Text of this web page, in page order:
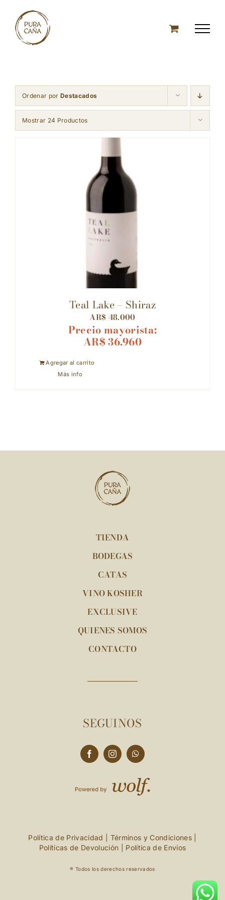
content
Ordenar por Destacados
Mostrar 24 Productos
Teal Lake – Shiraz
AR$ 48.000
Precio mayorista:
AR$36.960
Agregar al carrito
Más info
TIENDA
BODEGAS
CATAS
VINO KOSHER
EXCLUSIVE
QUIENES SOMOS
CONTACTO
SEGUINOS
Política de Privacidad Términos y Condiciones|
Políticas de Devolución
Política de Envíos
® Todos los derechos reservados